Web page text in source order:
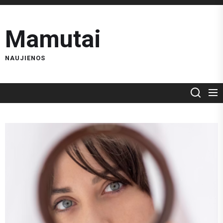
Skip
the
content
Mamutai
NAUJIENOS